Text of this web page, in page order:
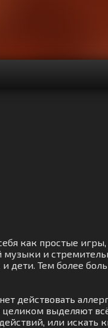
как простые игры,
музыки и
дети. Тем более
действовать
выделяют
или искать